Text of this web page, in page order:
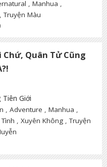
, Manhua ,
,Truyện Màu
Chứ, Quân Tử Cũng
Tiên Giới
, Adventure , Manhua ,
, Xuyên Không ,Truyện